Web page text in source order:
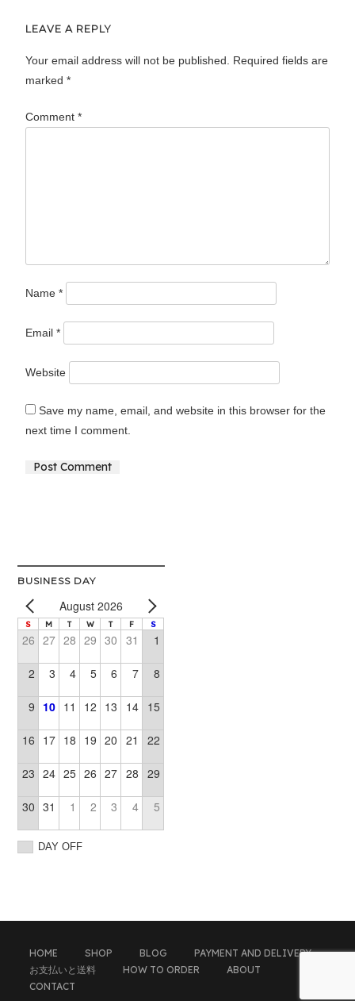
LEAVE A REPLY
Your email address will not be published.
Required fields are
marked*
Comment*
Name*
Email*
Website
Save my name, email, and website in this browser for the
next time I comment.
BUSINESS DAY
August 2026
S M T W T F S
26 27 28 29 30 31 1
2 3 4 5 6 7 8
9 10 11 12 13 14 15
16 17 18 19 20 21 22
23 24 25 26 27 28 29
30 31 1 2 3 4 5
DAY OFF
HOME SHOP BLOG
PAYMENT AND DELIVERY
お支払いと送料
HOW TO ORDER
ABOUT
CONTACT